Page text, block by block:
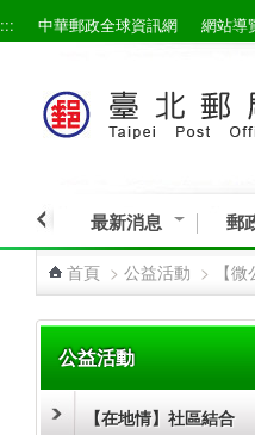
跳到主要內容區塊
::: 中華郵政全球資訊網 網站導
最新消息 郵
首頁 > 公益活動 > 【
公益活動
【在地情】社區結合